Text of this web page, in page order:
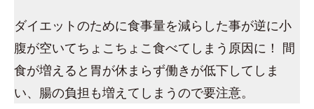
ダイエットのために食事量を減らした事が逆に小
腹が空いてちょこちょこ食べてしまう原因に！ 間
食が増えると胃が休まらず働きが低下してしま
い、腸の負担も増えてしまうので要注意。